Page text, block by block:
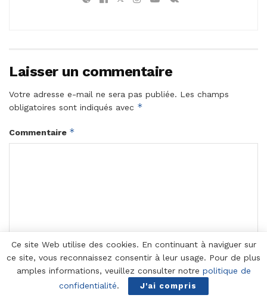
Laisser un commentaire
Votre adresse e-mail ne sera pas publiée. Les champs
obligatoires sont indiqués avec *
Commentaire *
Ce site Web utilise des cookies. En continuant à naviguer sur
ce site, vous reconnaissez consentir à leur usage. Pour de plus
amples informations, veuillez consulter notre politique de
confidentialité. J'ai compris